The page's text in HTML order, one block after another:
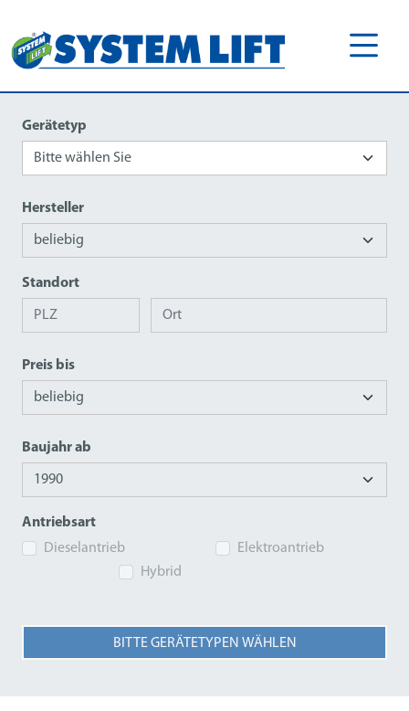
Gerätetyp
Hersteller
Standort
Preis bis
Baujahr ab
Antriebsart
Dieselantrieb
Elektroantrieb
Hybrid
BITTE GERÄTETYPEN WÄHLEN